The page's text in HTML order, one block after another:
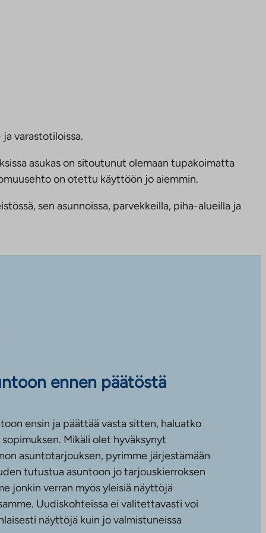
varastotiloissa.
asukas on sitoutunut olemaan tupakoimatta
on otettu käyttöön jo aiemmin.
sen asunnoissa, parvekkeilla, piha-alueilla ja
ennen päätöstä
ensin ja päättää vasta sitten, haluatko
Mikäli olet hyväksynyt
asuntotarjouksen, pyrimme järjestämään
tutustua asuntoon jo tarjouskierroksen
jonkin verran myös yleisiä näyttöjä
Uudiskohteissa ei valitettavasti voi
näyttöjä kuin jo valmistuneissa